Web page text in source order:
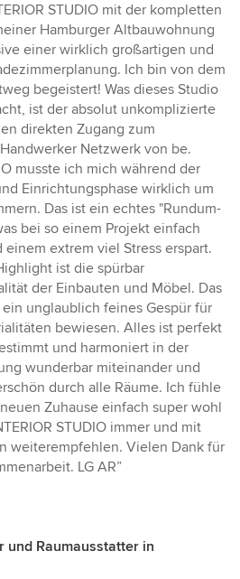
STUDIO mit der kompletten
Hamburger Altbauwohnung
einer wirklich großartigen und
Ich bin von dem
begeistert! Was dieses Studio
ist der absolut unkomplizierte
direkten Zugang zum
Netzwerk von be.
musste ich mich während der
Einrichtungsphase wirklich um
Das ist ein echtes "Rundum-
bei so einem Projekt einfach
extrem viel Stress erspart.
ist die spürbar
der Einbauten und Möbel. Das
unglaublich feines Gespür für
bewiesen. Alles ist perfekt
und harmoniert in der
wunderbar miteinander und
durch alle Räume. Ich fühle
Zuhause einfach super wohl
STUDIO immer und mit
weiterempfehlen. Vielen Dank für
LG AR”
und Raumausstatter in